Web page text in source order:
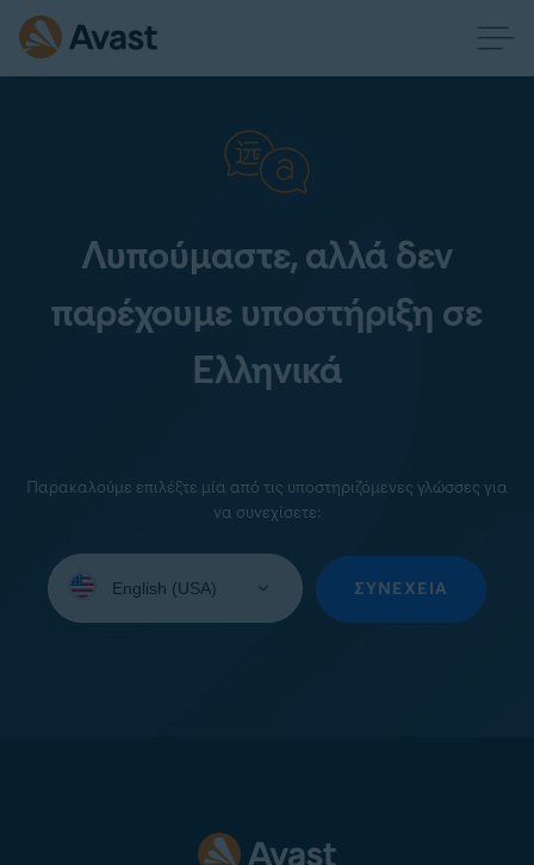
Λυπούμαστε, αλλά δεν
παρέχουμε υποστήριξη σε
Ελληνικά
Παρακαλούμε επιλέξτε μία από τις υποστηριζόμενες γλώσσες για
να συνεχίσετε:
your
ΣΥΝΈΧΕΙΑ